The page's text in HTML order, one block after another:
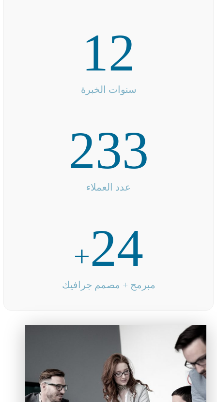
12
سنوات الخبرة
233
عدد العملاء
24
+
مبرمج + مصمم جرافيك